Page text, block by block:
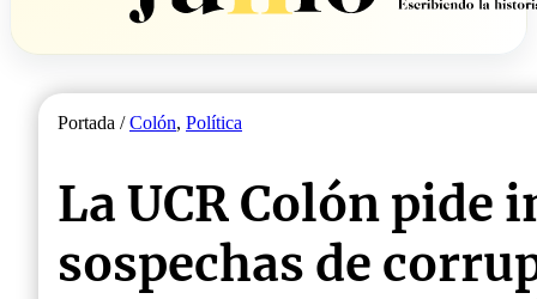
Portada /Colón, Política
La UCR Colón pide
sospechas de